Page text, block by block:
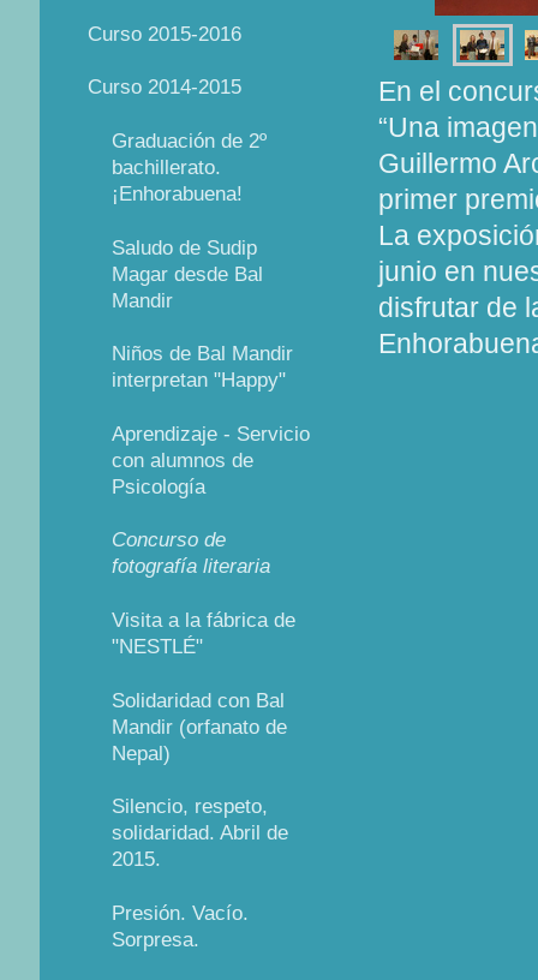
En el
“Una
Guillermo
primer
La
junio en
disfrutar de
Curso 2015-2016
Curso 2014-2015
Graduación de 2º
bachillerato.
¡Enhorabuena!
Saludo de Sudip
Magar desde Bal
Mandir
Niños de Bal Mandir
interpretan "Happy"
Aprendizaje - Servicio
con alumnos de
Psicología
Concurso de
fotografía literaria
Visita a la fábrica de
"NESTLÉ"
Solidaridad con Bal
Mandir (orfanato de
Nepal)
Silencio, respeto,
solidaridad. Abril de
2015.
Presión. Vacío.
Sorpresa.